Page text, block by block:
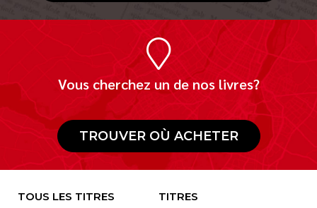
Vous cherchez un de nos livres?
TROUVER OÙ ACHETER
TOUS LES TITRES
TITRES